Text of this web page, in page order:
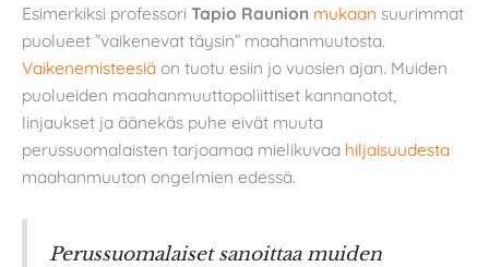
Esimerkiksi professori Tapio Raunion mukaan suurimmat
puolueet ”vaikenevat täysin” maahanmuutosta.
Vaikenemisteesiä on tuotu esiin jo vuosien ajan. Muiden
puolueiden maahanmuuttopoliittiset kannanotot,
linjaukset ja äänekäs puhe eivät muuta
perussuomalaisten tarjoamaa mielikuvaa hiljaisuudesta
maahanmuuton ongelmien edessä.
Perussuomalaiset sanoittaa muiden